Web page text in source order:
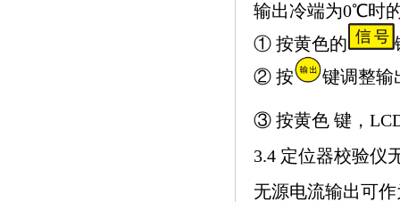
输出冷端为0℃时
① 按黄色的
② 按
键调整输
③ 按黄色 键，
3.4 定位器校验仪
无源电流输出可